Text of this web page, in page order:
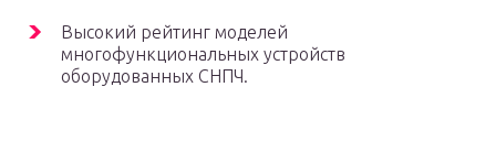
Высокий рейтинг моделей
многофункциональных устройств
оборудованных СНПЧ.